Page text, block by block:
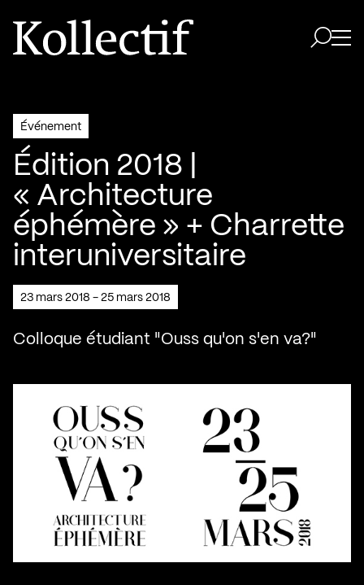
Aller à la page d'accueil
Logo Kollectif
Événement
Édition 2018 |
« Architecture
éphémère » + Charrette
interuniversitaire
23 mars 2018 - 25 mars 2018
Colloque étudiant "Ouss qu'on s'en va?"